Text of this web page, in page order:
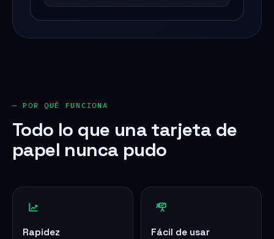
— POR QUÉ FUNCIONA
Todo lo que una tarjeta de
papel nunca pudo
Rapidez Fácil de usar